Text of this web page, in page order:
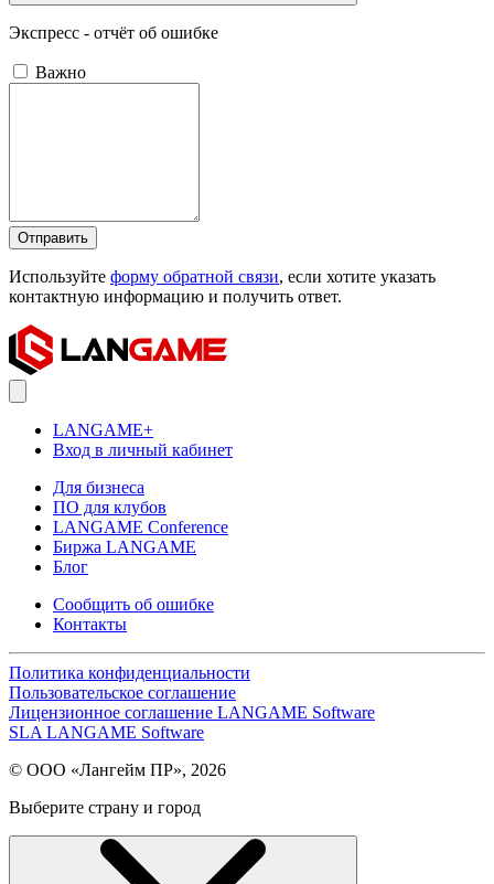
Экспресс - отчёт об ошибке
Важно
Отправить
Используйте форму обратной связи, если хотите указать
контактную информацию и получить ответ.
LANGAME+
Вход в личный кабинет
Для бизнеса
ПО для клубов
LANGAME Conference
Биржа LANGAME
Блог
Сообщить об ошибке
Контакты
Политика конфиденциальности
Пользовательское соглашение
Лицензионное соглашение LANGAME Software
SLA LANGAME Software
© ООО «Лангейм ПР», 2026
Выберите страну и город